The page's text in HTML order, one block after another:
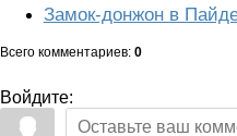
Замок-донжон в
Всего комментариев: 0
Войдите: